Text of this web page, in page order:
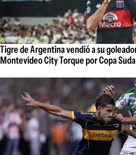
Tigre de Argentina vendió a su
Montevideo City Torque por Copa